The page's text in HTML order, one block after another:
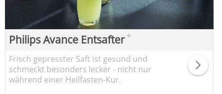
Philips Avance Entsafter*
Frisch gepresster Saft ist gesund und
schmeckt besonders lecker - nicht nur
während einer Heilfasten-Kur.